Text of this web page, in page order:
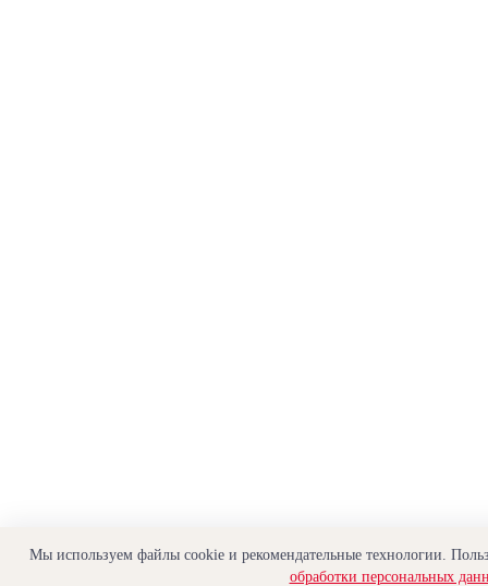
Мы используем файлы cookie и рекомендательные технологии.
обработки персональных